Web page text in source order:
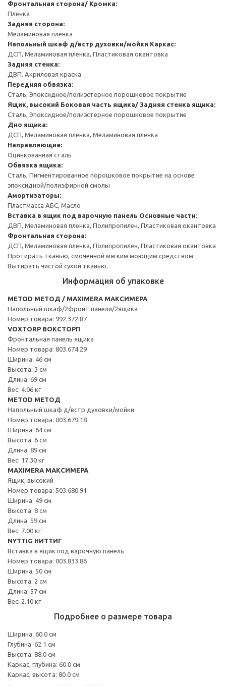
Фронтальная сторона/ Кромка:
Пленка
Задняя сторона:
Меламиновая пленка
Напольный шкаф д/встр духовки/мойки Каркас:
ДСП, Меламиновая пленка, Пластиковая окантовка
Задняя стенка:
ДВП, Акриловая краска
Передняя обвязка:
Сталь, Эпоксидное/полиэстерное порошковое покрытие
Ящик, высокий Боковая часть ящика/ Задняя стенка ящика:
Сталь, Эпоксидное/полиэстерное порошковое покрытие
Дно ящика:
ДСП, Меламиновая пленка, Меламиновая пленка
Направляющие:
Оцинкованная сталь
Обвязка ящика:
Сталь, Пигментированное порошковое покрытие на основе
эпоксидной/полиэфирной смолы
Амортизаторы:
Пластмасса АБС, Масло
Вставка в ящик под варочную панель Основные части:
ДВП, Меламиновая пленка, Полипропилен, Пластиковая окантовка
Фронтальная сторона:
ДСП, Меламиновая пленка, Полипропилен, Пластиковая окантовка
Протирать тканью, смоченной мягким моющим средством.
Вытирать чистой сухой тканью.
Информация об упаковке
METOD МЕТОД / MAXIMERA МАКСИМЕРА
Напольный шкаф/2фронт панели/2ящика
Номер товара: 992.372.87
VOXTORP ВОКСТОРП
Фронтальная панель ящика
Номер товара: 803.674.29
Ширина: 46 см
Высота: 3 см
Длина: 69 см
Вес: 4.06 кг
METOD МЕТОД
Напольный шкаф д/встр духовки/мойки
Номер товара: 003.679.18
Ширина: 64 см
Высота: 6 см
Длина: 89 см
Вес: 17.30 кг
MAXIMERA МАКСИМЕРА
Ящик, высокий
Номер товара: 503.680.91
Ширина: 49 см
Высота: 8 см
Длина: 59 см
Вес: 7.00 кг
NYTTIG НИТТИГ
Вставка в ящик под варочную панель
Номер товара: 003.833.86
Ширина: 50 см
Высота: 2 см
Длина: 57 см
Вес: 2.10 кг
Подробнее о размере товара
Ширина: 60.0 см
Глубина: 62.1 см
Высота: 88.0 см
Каркас, глубина: 60.0 см
Каркас, высота: 80.0 см